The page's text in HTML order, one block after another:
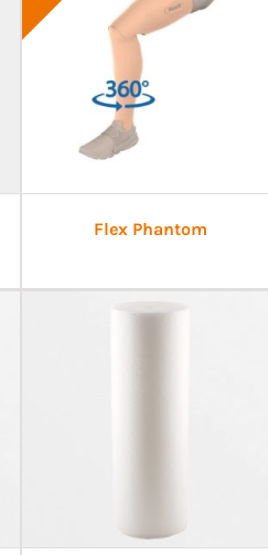
Flex Phantom